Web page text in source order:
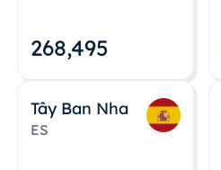
268,495
Tây Ban Nha
ES